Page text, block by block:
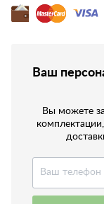
Ваш
Вы можете